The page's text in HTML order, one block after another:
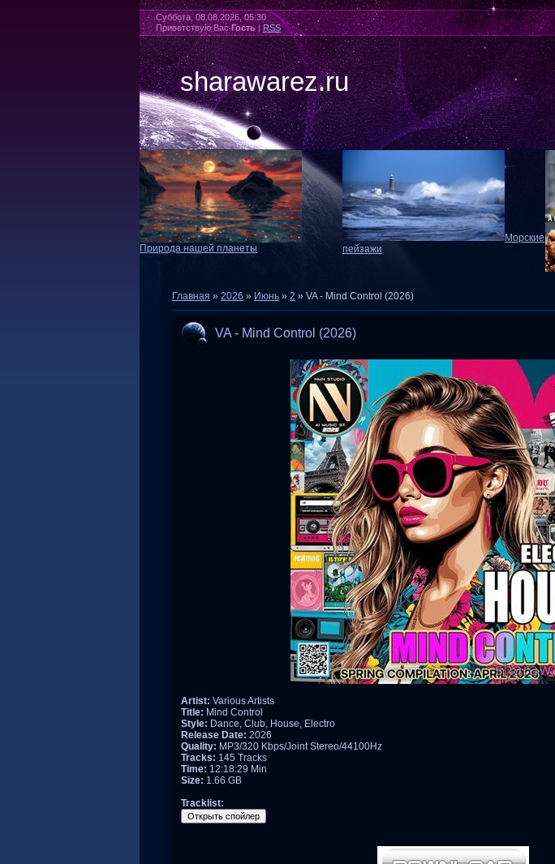
Суббота, 08.08.2026, 05:30
Приветствую Вас Гость|RSS
sharawarez.ru
Природа нашей планеты
Морские
пейзажи
Главная » 2026 » Июнь » 2 » VA - Mind Control (2026)
VA - Mind Control (2026)
Artist: Various Artists
Title: Mind Control
Style: Dance, Club, House, Electro
Release Date: 2026
Quality: MP3/320 Kbps/Joint Stereo/44100Hz
Tracks: 145 Tracks
Time: 12:18:29 Min
Size: 1.66 GB
Tracklist: